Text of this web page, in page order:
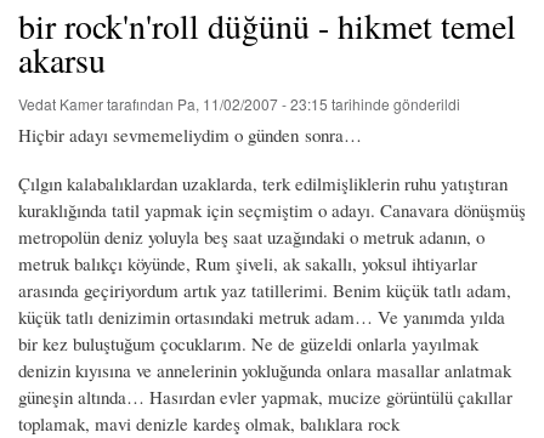
bir rock'n'roll düğünü - hikmet temel
akarsu
Vedat Kamertarafından Pa, 11/02/2007 - 23:15 tarihinde gönderildi
Hiçbir adayı sevmemeliydim o günden sonra…
Çılgın kalabalıklardan uzaklarda, terk edilmişliklerin ruhu yatıştıran
kuraklığında tatil yapmak için seçmiştim o adayı. Canavara dönüşmüş
metropolün deniz yoluyla beş saat uzağındaki o metruk adanın, o
metruk balıkçı köyünde, Rum şiveli, ak sakallı, yoksul ihtiyarlar
arasında geçiriyordum artık yaz tatillerimi. Benim küçük tatlı adam,
küçük tatlı denizimin ortasındaki metruk adam… Ve yanımda yılda
bir kez buluştuğum çocuklarım. Ne de güzeldi onlarla yayılmak
denizin kıyısına ve annelerinin yokluğunda onlara masallar anlatmak
güneşin altında… Hasırdan evler yapmak, mucize görüntülü çakıllar
toplamak, mavi denizle kardeş olmak, balıklara rock